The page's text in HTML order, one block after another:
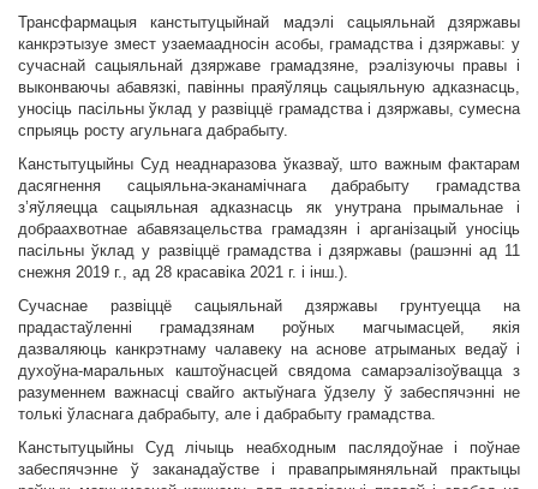
Трансфармацыя канстытуцыйнай мадэлі сацыяльнай дзяржавы
канкрэтызуе змест узаемаадносін асобы, грамадства і дзяржавы: у
сучаснай сацыяльнай дзяржаве грамадзяне, рэалізуючы правы і
выконваючы абавязкі, павінны праяўляць сацыяльную адказнасць,
уносіць пасільны ўклад у развіццё грамадства і дзяржавы, сумесна
спрыяць росту агульнага дабрабыту.
Канстытуцыйны Суд неаднаразова ўказваў, што важным фактарам
дасягнення сацыяльна-эканамічнага дабрабыту грамадства
з’яўляецца сацыяльная адказнасць як унутрана прымальнае і
добраахвотнае абавязацельства грамадзян і арганізацый уносіць
пасільны ўклад у развіццё грамадства і дзяржавы (рашэнні ад 11
снежня 2019 г., ад 28 красавіка 2021 г. і інш.).
Сучаснае развіццё сацыяльнай дзяржавы грунтуецца на
прадастаўленні грамадзянам роўных магчымасцей, якія
дазваляюць канкрэтнаму чалавеку на аснове атрыманых ведаў і
духоўна-маральных каштоўнасцей свядома самарэалізоўвацца з
разуменнем важнасці свайго актыўнага ўдзелу ў забеспячэнні не
толькі ўласнага дабрабыту, але і дабрабыту грамадства.
Канстытуцыйны Суд лічыць неабходным паслядоўнае і поўнае
забеспячэнне ў заканадаўстве і правапрымяняльнай практыцы